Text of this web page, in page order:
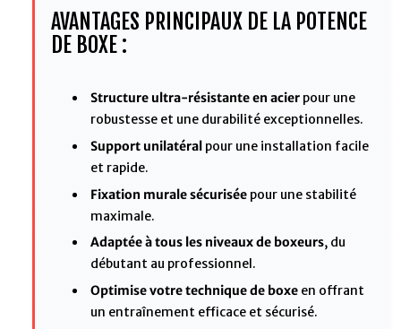
AVANTAGES PRINCIPAUX DE LA POTENCE
DE BOXE :
Structure ultra-résistante en acier pour une
robustesse et une durabilité exceptionnelles.
Support unilatéral pour une installation facile
et rapide.
Fixation murale sécurisée pour une stabilité
maximale.
Adaptée à tous les niveaux de boxeurs, du
débutant au professionnel.
Optimise votre technique de boxe en offrant
un entraînement efficace et sécurisé.